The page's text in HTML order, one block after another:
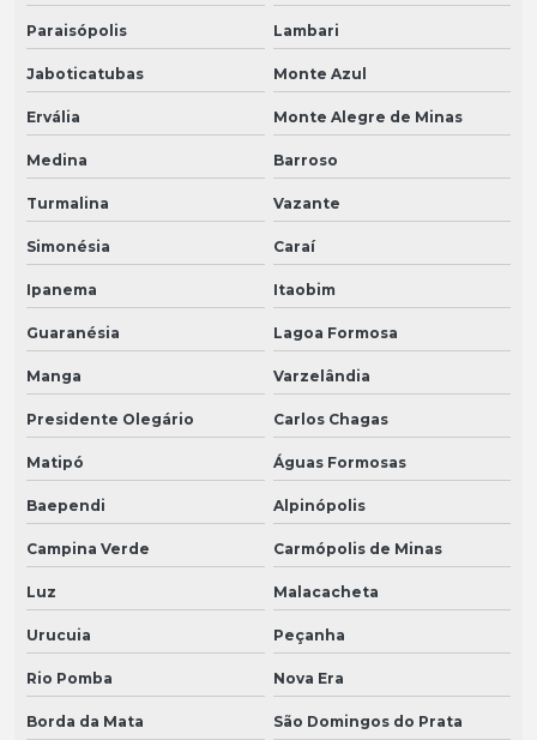
Paraisópolis Lambari
Jaboticatubas Monte Azul
Ervália Monte Alegre de Minas
Medina Barroso
Turmalina Vazante
Simonésia Caraí
Ipanema Itaobim
Guaranésia Lagoa Formosa
Manga Varzelândia
Presidente Olegário Carlos Chagas
Matipó Águas Formosas
Baependi Alpinópolis
Campina Verde Carmópolis de Minas
Luz Malacacheta
Urucuia Peçanha
Rio Pomba Nova Era
Borda da Mata São Domingos do Prata